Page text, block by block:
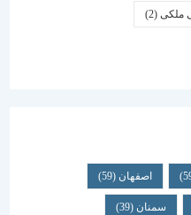
اصفهان (59)
(39)